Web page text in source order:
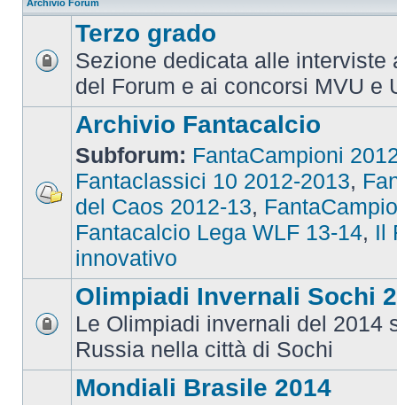
Archivio Forum
Terzo grado
Sezione dedicata alle interviste
del Forum e ai concorsi MVU e
Archivio Fantacalcio
Subforum: FantaCampioni
Fantaclassici 10 2012-2013,
del Caos 2012-13,
Fantacalcio Lega WLF 13-14, Il
innovativo
Olimpiadi Invernali Sochi
Le Olimpiadi invernali del 2014
Russia nella città di Sochi
Mondiali Brasile 2014